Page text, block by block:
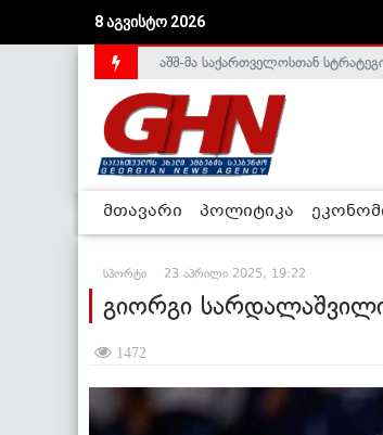
8 აგვისტო 2026
საქართველოს დე-ფაქტო
აშშ-მა საქართველოსთან
მთავარი პოლიტიკა
სპორტი 23 აპრილი 2025, 19:22
გიორგი
1472